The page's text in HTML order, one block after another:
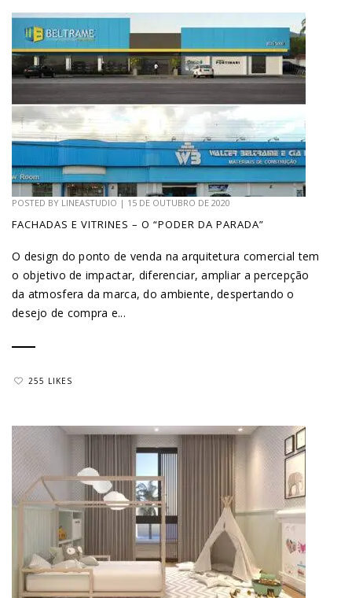
POSTED BY LINEASTUDIO | 15 DE OUTUBRO DE 2020
FACHADAS E VITRINES – O “PODER DA PARADA”
O design do ponto de venda na arquitetura comercial tem
o objetivo de impactar, diferenciar, ampliar a percepção
da atmosfera da marca, do ambiente, despertando o
desejo de compra e...
255 LIKES